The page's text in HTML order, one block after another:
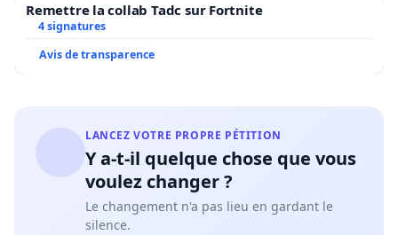
Remettre la collab Tadc sur Fortnite
4 signatures
Avis de transparence
LANCEZ VOTRE PROPRE PÉTITION
Y a-t-il quelque chose que vous
voulez changer ?
Le changement n'a pas lieu en gardant le
silence.